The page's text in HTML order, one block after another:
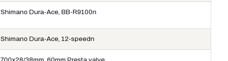
Shimano Dura-Ace, BB-R9100n
Shimano Dura-Ace, 12-speedn